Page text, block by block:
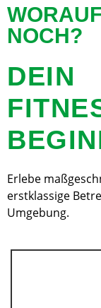
NOCH?
DEIN
Erlebe
erstklassige
Umgebung.